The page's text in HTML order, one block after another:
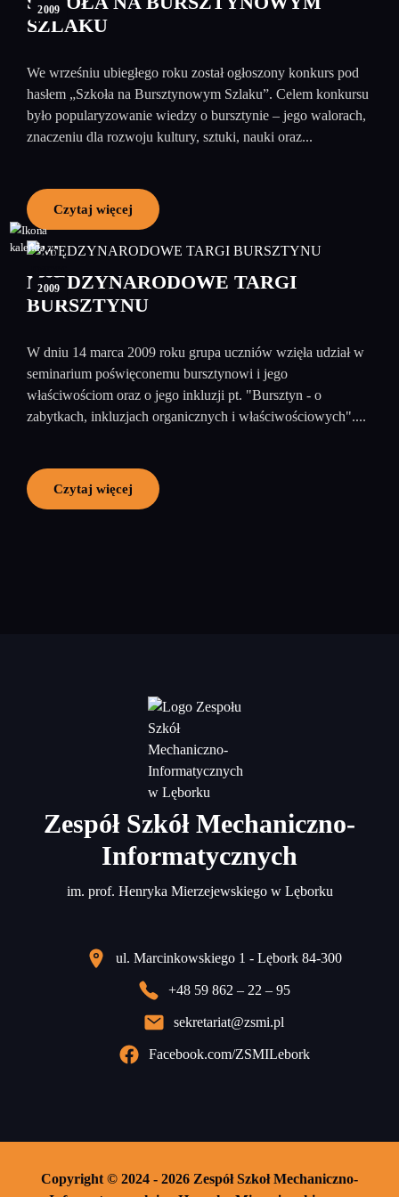
2009
SZLAKU
We wrześniu ubiegłego roku został ogłoszony konkurs pod
hasłem „Szkoła na Bursztynowym Szlaku”. Celem konkursu
było popularyzowanie wiedzy o bursztynie – jego walorach,
znaczeniu dla rozwoju kultury, sztuki, nauki oraz...
Czytaj więcej
25
2009
MIĘDZYNARODOWE TARGI
BURSZTYNU
W dniu 14 marca 2009 roku grupa uczniów wzięła udział w
seminarium poświęconemu bursztynowi i jego
właściwościom oraz o jego inkluzji pt. "Bursztyn - o
zabytkach, inkluzjach organicznych i właściwościowych"....
Czytaj więcej
Zespół Szkół Mechaniczno-
Informatycznych
im. prof. Henryka Mierzejewskiego w Lęborku
ul. Marcinkowskiego 1 - Lębork 84-300
+48 59 862 – 22 – 95
sekretariat@zsmi.pl
Facebook.com/ZSMILebork
Copyright © 2024 - 2026 Zespół Szkoł Mechaniczno-